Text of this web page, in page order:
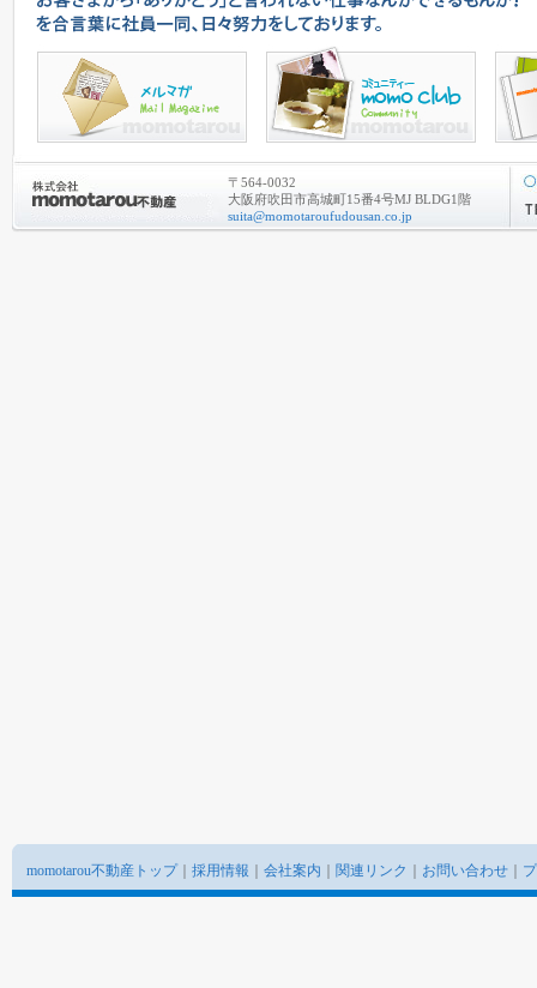
〒564-0032
大阪府吹田市高城町15番4号MJ BLDG1階
suita@momotaroufudousan.co.jp
momotarou不動産トップ｜ 採用情報 会社案内 関連リンク お問い合わせ